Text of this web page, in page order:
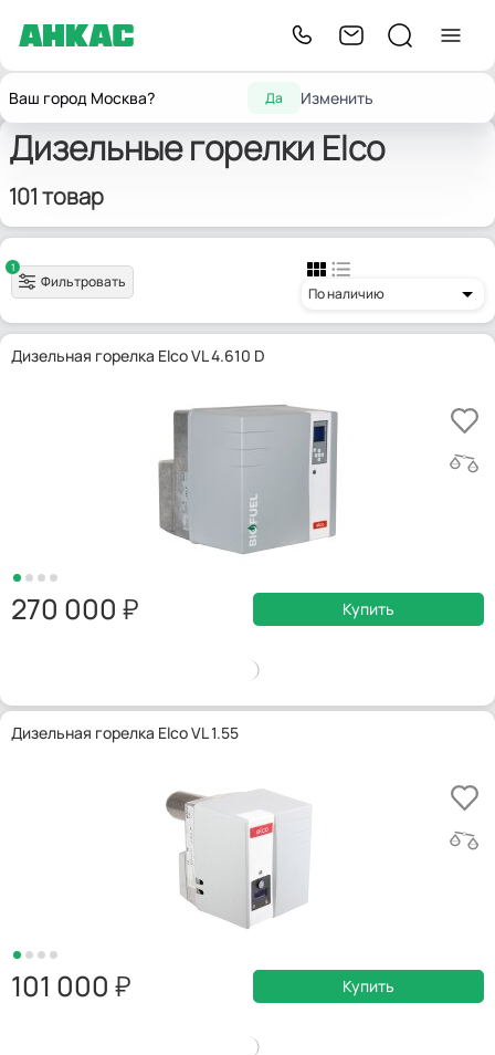
Ваш город Москва? Да Изменить
ГлавнаяГорелки для котлов отопления Дизельные горелки
Дизельные горелки Elco
101 товар
1
Фильтровать
По наличию
Дизельная горелка Elco VL 4.610 D
270 000 Купить
Дизельная горелка Elco VL 1.55
101 000 Купить